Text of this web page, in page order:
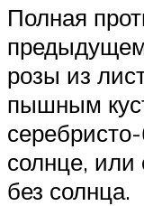
Полная
розы из
пышным
солнце, или
без солнца.